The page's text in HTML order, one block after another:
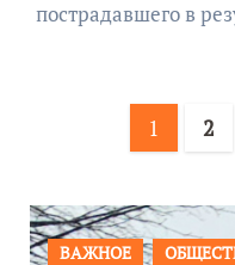
пострадавшего в
Пагинация
1 2
ПРОИСШЕСТВИЯ